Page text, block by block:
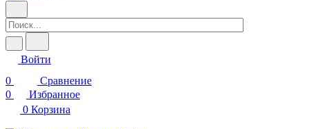
Войти
0
Сравнение
0
Избранное
0 Корзина